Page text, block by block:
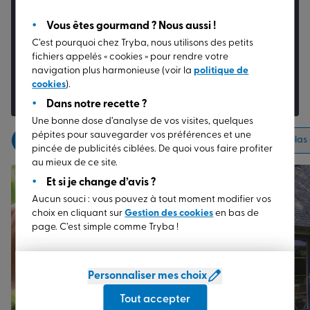
Tous Fenêtres Portes d’entrée Volets
obtenez untarif sur mesure , adapté à votre
projet unique.
Vous êtes gourmand ? Nous aussi !
C’est pourquoi chez Tryba, nous utilisons des petits
fichiers appelés « cookies » pour rendre votre
navigation plus harmonieuse (voir lapolitique de
cookies).
Dans notre recette ?
Une bonne dose d’analyse de vos visites, quelques
pépites pour sauvegarder vos préférences et une
pincée de publicités ciblées. De quoi vous faire profiter
au mieux de ce site.
Et si je change d’avis ?
Aucun souci : vous pouvez à tout moment modifier vos
choix en cliquant surGestion des cookies en bas de
page. C’est simple comme Tryba !
Personnaliser mes choix
Tout accepter